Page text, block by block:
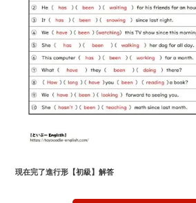
現在完了進行形 【初級】解答